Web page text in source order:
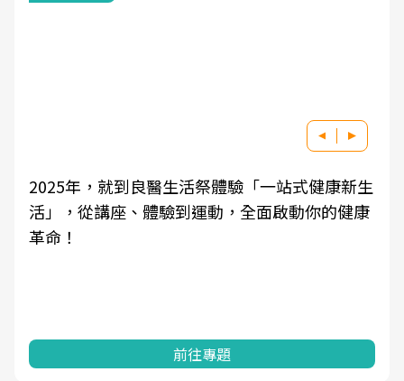
2025年，就到良醫生活祭體驗「一站式健康新生
活」，從講座、體驗到運動，全面啟動你的健康
革命！
前往專題